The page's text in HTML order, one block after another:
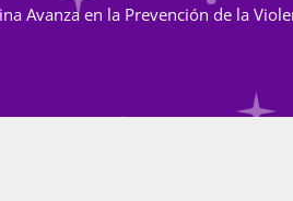
Avanza en la Prevención de la